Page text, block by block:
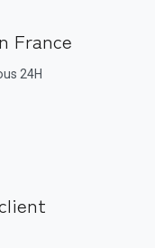
France
24H